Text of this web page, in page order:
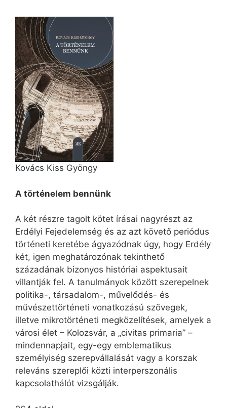
Kovács Kiss Gyöngy
A történelem bennünk
A két részre tagolt kötet írásai nagyrészt az
Erdélyi Fejedelemség és az azt követő periódus
történeti keretébe ágyazódnak úgy, hogy Erdély
két, igen meghatározónak tekinthető
századának bizonyos históriai aspektusait
villantják fel. A tanulmányok között szerepelnek
politika-, társadalom-, művelődés- és
művészettörténeti vonatkozású szövegek,
illetve mikrotörténeti megközelítések, amelyek a
városi élet – Kolozsvár, a „civitas primaria” –
mindennapjait, egy-egy emblematikus
személyiség szerepvállalását vagy a korszak
releváns szereplői közti interperszonális
kapcsolathálót vizsgálják.